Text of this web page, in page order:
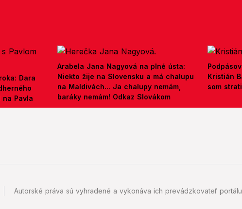
Dara
na Pavla
Arabela Jana Nagyová na plné ústa:
Niekto žije na Slovensku a má chalupu
na Maldivách... Ja chalupy nemám,
baráky nemám! Odkaz Slovákom
Kristián
som
Autorské práva sú vyhradené a vykonáva ich prevádzkovateľ